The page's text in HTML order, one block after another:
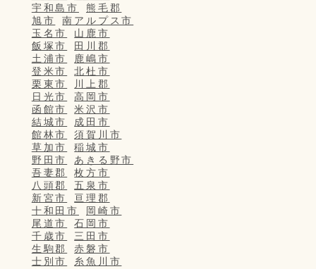
宇和島市
熊毛郡
旭市
南アルプス市
玉名市
山鹿市
飯塚市
田川郡
土浦市
鹿嶋市
登米市
北杜市
栗東市
川上郡
日光市
高岡市
函館市
米沢市
結城市
成田市
館林市
須賀川市
草加市
稲城市
野田市
あきる野市
吾妻郡
枚方市
八頭郡
五泉市
新宮市
亘理郡
十和田市
岡崎市
尾道市
石岡市
千歳市
三田市
生駒郡
赤磐市
士別市
糸魚川市